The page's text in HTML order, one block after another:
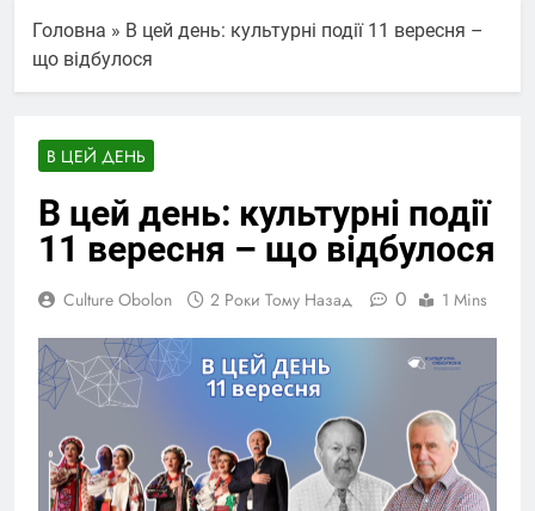
Головна » В цей день: культурні події 11 вересня –
що відбулося
В ЦЕЙ ДЕНЬ
В цей день: культурні події
11 вересня – що відбулося
Culture Obolon 2 Роки Тому Назад 0 1 Mins